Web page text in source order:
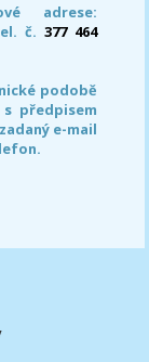
adrese:
č. 377 464
podobě
s předpisem
e-mail